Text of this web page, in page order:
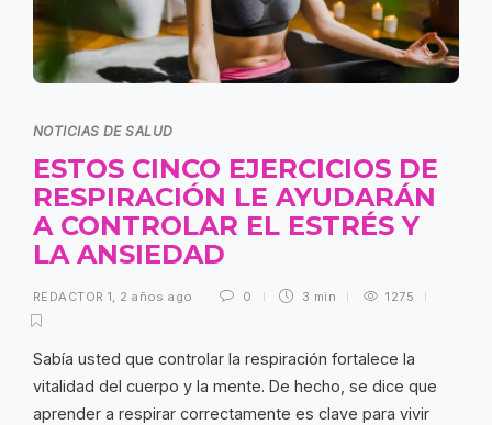
NOTICIAS DE SALUD
ESTOS CINCO EJERCICIOS DE
RESPIRACIÓN LE AYUDARÁN
A CONTROLAR EL ESTRÉS Y
LA ANSIEDAD
REDACTOR 1, 2 años ago 0 3 min 1275
Sabía usted que controlar la respiración fortalece la
vitalidad del cuerpo y la mente. De hecho, se dice que
aprender a respirar correctamente es clave para vivir